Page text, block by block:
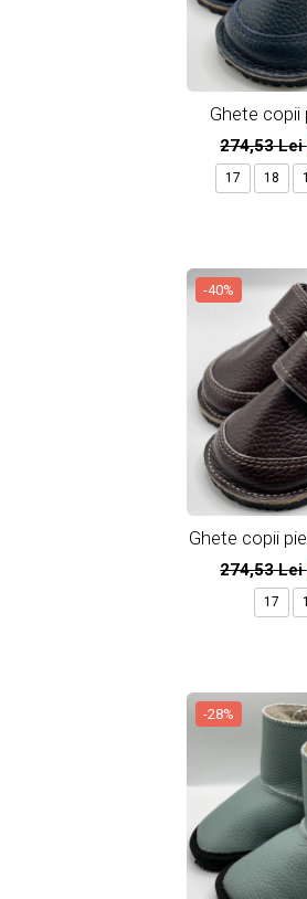
Ghete copii
274,53 Lei
17 18
-40%
Ghete copii
274,53 Lei
17
-28%